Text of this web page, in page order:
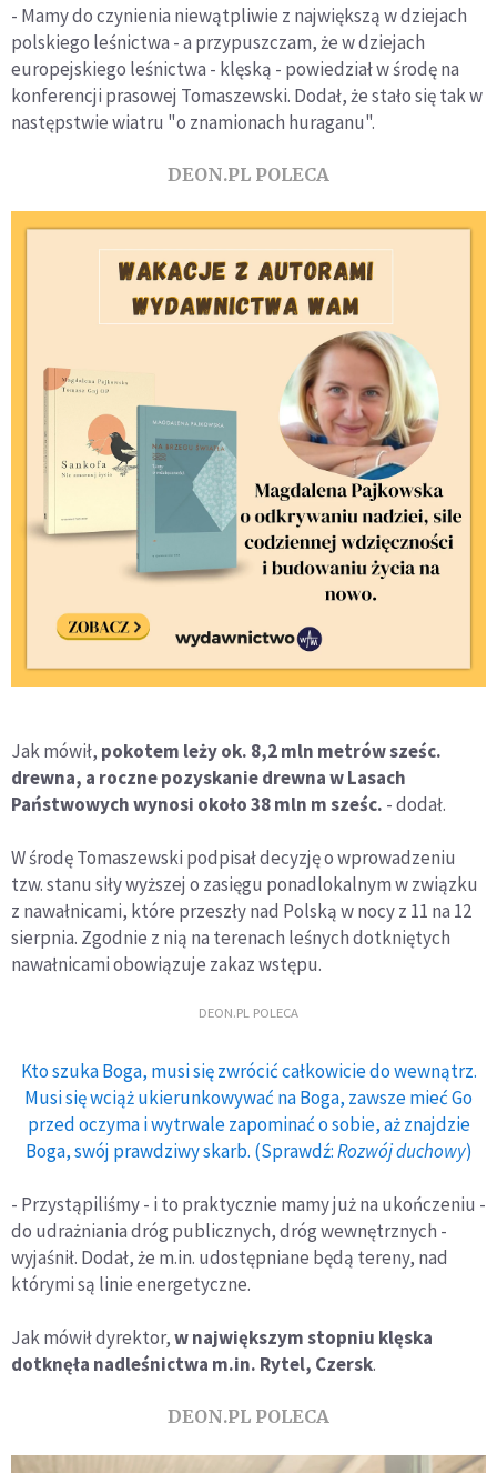
- Mamy do czynienia niewątpliwie z największą w dziejach
polskiego leśnictwa - a przypuszczam, że w dziejach
europejskiego leśnictwa - klęską - powiedział w środę na
konferencji prasowej Tomaszewski. Dodał, że stało się tak w
następstwie wiatru "o znamionach huraganu".
DEON.PL POLECA
Jak mówił, pokotem leży ok. 8,2 mln metrów sześc.
drewna, a roczne pozyskanie drewna w Lasach
Państwowych wynosi około 38 mln m sześc. - dodał.
W środę Tomaszewski podpisał decyzję o wprowadzeniu
tzw. stanu siły wyższej o zasięgu ponadlokalnym w związku
z nawałnicami, które przeszły nad Polską w nocy z 11 na 12
sierpnia. Zgodnie z nią na terenach leśnych dotkniętych
nawałnicami obowiązuje zakaz wstępu.
DEON.PL POLECA
Kto szuka Boga, musi się zwrócić całkowicie do wewnątrz.
Musi się wciąż ukierunkowywać na Boga, zawsze mieć Go
przed oczyma i wytrwale zapominać o sobie, aż znajdzie
Boga, swój prawdziwy skarb. (Sprawdź:Rozwój duchowy)
- Przystąpiliśmy - i to praktycznie mamy już na ukończeniu -
do udrażniania dróg publicznych, dróg wewnętrznych -
wyjaśnił. Dodał, że m.in. udostępniane będą tereny, nad
którymi są linie energetyczne.
Jak mówił dyrektor,w największym stopniu klęska
dotknęła nadleśnictwa m.in. Rytel, Czersk.
DEON.PL POLECA